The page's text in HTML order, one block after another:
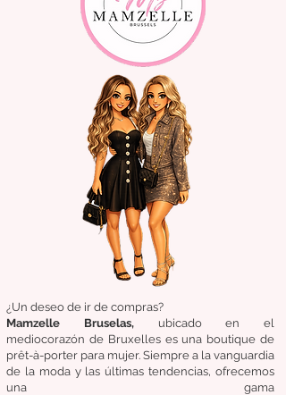
¿Un deseo de ir de compras?
Mamzelle Bruselas, ubicado en el
mediocorazón de Bruxelles es una boutique de
prêt-à-porter para mujer. Siempre a la vanguardia
de la moda y las últimas tendencias, ofrecemos
una gama